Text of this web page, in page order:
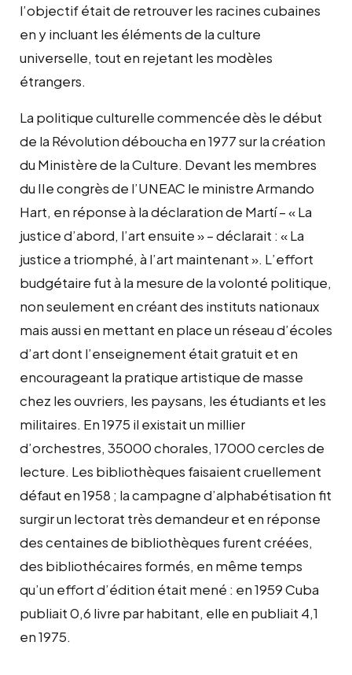
l’objectif était de retrouver les racines cubaines
en y incluant les éléments de la culture
universelle, tout en rejetant les modèles
étrangers.
La politique culturelle commencée dès le début
de la Révolution déboucha en 1977 sur la création
du Ministère de la Culture. Devant les membres
du IIe congrès de l’UNEAC le ministre Armando
Hart, en réponse à la déclaration de Martí – « La
justice d’abord, l’art ensuite » – déclarait : « La
justice a triomphé, à l’art maintenant ». L’effort
budgétaire fut à la mesure de la volonté politique,
non seulement en créant des instituts nationaux
mais aussi en mettant en place un réseau d’écoles
d’art dont l’enseignement était gratuit et en
encourageant la pratique artistique de masse
chez les ouvriers, les paysans, les étudiants et les
militaires. En 1975 il existait un millier
d’orchestres, 35000 chorales, 17000 cercles de
lecture. Les bibliothèques faisaient cruellement
défaut en 1958 ; la campagne d’alphabétisation fit
surgir un lectorat très demandeur et en réponse
des centaines de bibliothèques furent créées,
des bibliothécaires formés, en même temps
qu’un effort d’édition était mené : en 1959 Cuba
publiait 0,6 livre par habitant, elle en publiait 4,1
en 1975.